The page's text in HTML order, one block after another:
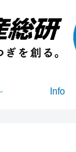
Info